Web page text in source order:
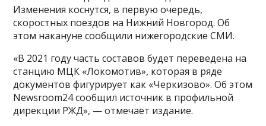
Изменения коснутся, в первую очередь,
скоростных поездов на Нижний Новгород. Об
этом накануне сообщили нижегородские СМИ.
«В 2021 году часть составов будет переведена на
станцию МЦК «Локомотив», которая в ряде
документов фигурирует как «Черкизово». Об этом
Newsroom24 сообщил источник в профильной
дирекции РЖД», — отмечает издание.